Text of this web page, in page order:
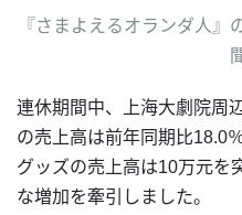
『さまよえるオランダ人
連休期間中、上海大劇院周
の売上高は前年同期比18.0
グッズの売上高は10万元を
な増加を牽引しました。